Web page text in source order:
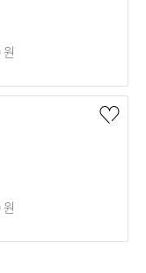
원
원